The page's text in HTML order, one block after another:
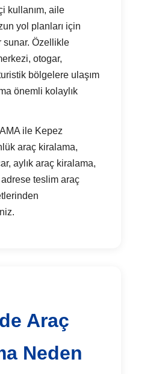
kullanım, aile
yol planları için
sunar. Özellikle
otogar,
bölgelere ulaşım
önemli kolaylık
ile Kepez
araç kiralama,
aylık araç kiralama,
teslim araç
Araç
Neden